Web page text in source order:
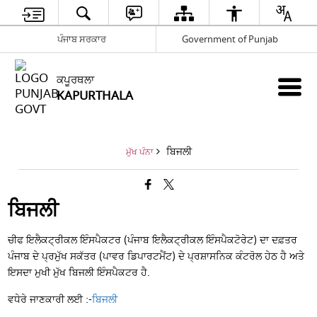
ਪੰਜਾਬ ਸਰਕਾਰ Government of Punjab
ਕਪੂਰਥਲਾ
KAPURTHALA
ਮੁੱਖ ਪੰਨਾ ਬਿਜਲੀ
ਬਿਜਲੀ
ਚੀਫ ਇਲੈਕਟ੍ਰੀਕਲ ਇੰਸਪੈਕਟਰ (ਪੰਜਾਬ ਇਲੈਕਟ੍ਰੀਕਲ ਇੰਸਪੈਕਟੋਰੇਟ) ਦਾ ਦਫ਼ਤਰ
ਪੰਜਾਬ ਦੇ ਪ੍ਰਮੁੱਖ ਸਕੱਤਰ (ਪਾਵਰ ਡਿਪਾਰਟਮੈਂਟ) ਦੇ ਪ੍ਰਸ਼ਾਸਨਿਕ ਕੰਟਰੋਲ ਹੇਠ ਹੈ ਅਤੇ
ਇਸਦਾ ਮੁਖੀ ਮੁੱਖ ਬਿਜਲੀ ਇੰਸਪੈਕਟਰ ਹੈ.
ਵਧੇਰੇ ਜਾਣਕਾਰੀ ਲਈ :-ਬਿਜਲੀ